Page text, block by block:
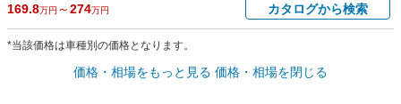
169.8万円 ～274万円
カタログから検索
*当該価格は車種別の価格となります。
価格・相場をもっと見る 価格・相場を閉じる